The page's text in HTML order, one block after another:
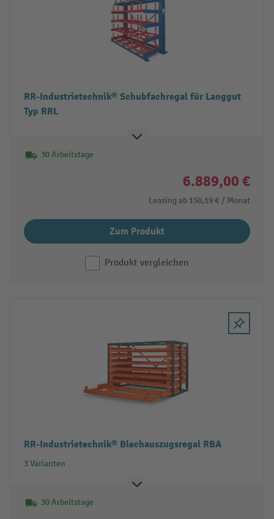
RR-Industrietechnik® Schubfachregal für Langgut
Typ RRL
30 Arbeitstage
6.889,00 €
Leasing ab 150,19 € / Monat
Zum Produkt
Produkt vergleichen
RR-Industrietechnik® Blechauszugsregal RBA
3 Varianten
30 Arbeitstage